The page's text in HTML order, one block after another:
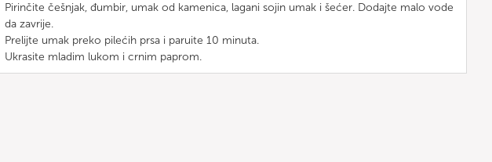
Pirinčite češnjak, đumbir, umak od kamenica, lagani sojin umak i šećer. Dodajte malo vode
da zavrije.
Prelijte umak preko pilećih prsa i paruite 10 minuta.
Ukrasite mladim lukom i crnim paprom.